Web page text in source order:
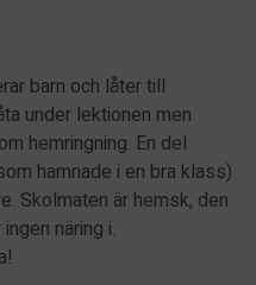
barn och låter till
under lektionen men
hemringning. En del
hamnade i en bra klass)
Skolmaten är hemsk, den
näring i.